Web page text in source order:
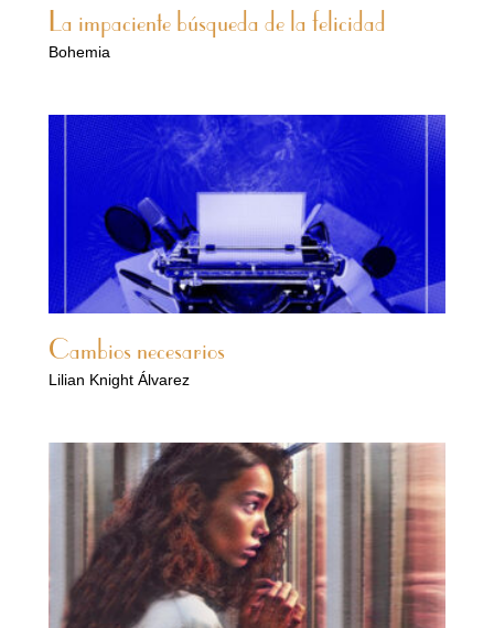
La impaciente búsqueda de la felicidad
Bohemia
Cambios necesarios
Lilian Knight Álvarez